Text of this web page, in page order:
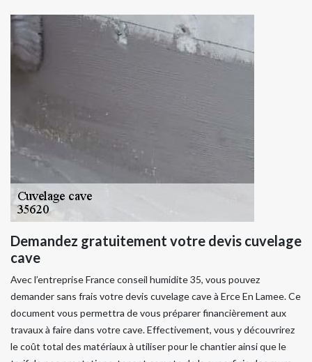
Demandez gratuitement votre devis cuvelage
cave
Avec l’entreprise France conseil humidite 35, vous pouvez
demander sans frais votre devis cuvelage cave à Erce En Lamee. Ce
document vous permettra de vous préparer financièrement aux
travaux à faire dans votre cave. Effectivement, vous y découvrirez
le coût total des matériaux à utiliser pour le chantier ainsi que le